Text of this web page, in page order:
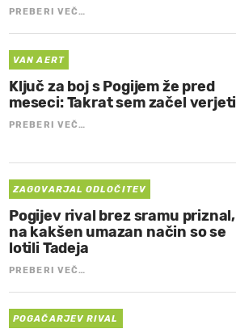
PREBERI VEČ…
VAN AERT
Ključ za boj s Pogijem že pred
meseci: Takrat sem začel verjeti
PREBERI VEČ…
ZAGOVARJAL ODLOČITEV
Pogijev rival brez sramu priznal,
na kakšen umazan način so se
lotili Tadeja
PREBERI VEČ…
POGAČARJEV RIVAL